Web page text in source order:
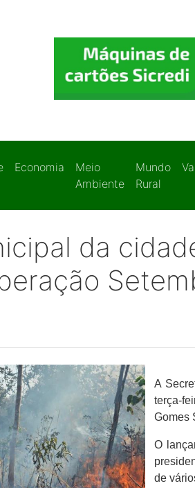
Economia
Meio
Ambiente
Mundo
Rural
da
A
terça-
Gomes
O
de